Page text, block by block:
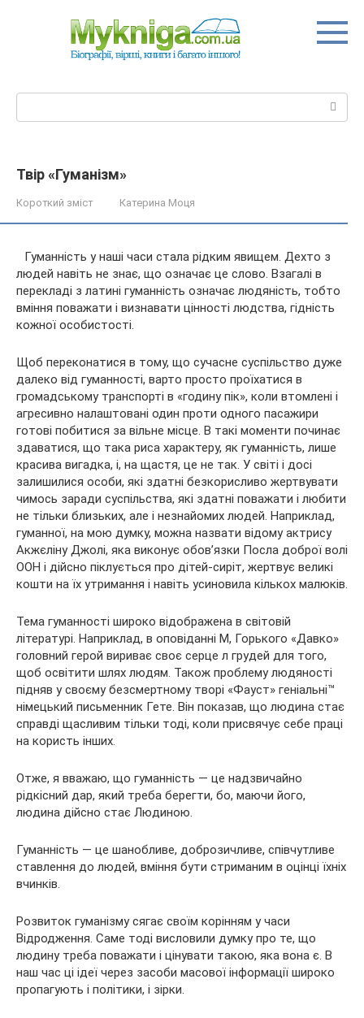
Твір «Гуманізм»
Короткий зміст Катерина Моця
Гуманність у наші часи стала рідким явищем. Дехто з
людей навіть не знає, що означає це слово. Взагалі в
перекладі з латині гуманність означає людяність, тобто
вміння поважати і визнавати цінності людства, гідність
кожної особистості.
Щоб переконатися в тому, що сучасне суспільство дуже
далеко від гуманності, варто просто проїхатися в
громадському транспорті в «годину пік», коли втомлені і
агресивно налаштовані один проти одного пасажири
готові побитися за вільне місце. В такі моменти починає
здаватися, що така риса характеру, як гуманність, лише
красива вигадка, і, на щастя, це не так. У світі і досі
залишилися особи, які здатні безкорисливо жертвувати
чимось заради суспільства, які здатні поважати і любити
не тільки близьких, але і незнайомих людей. Наприклад,
гуманної, на мою думку, можна назвати відому актрису
Акжєліну Джолі, яка виконує обов’язки Посла доброї волі
ООН і дійсно піклується про дітей-сиріт, жертвує великі
кошти на їх утримання і навіть усиновила кількох малюків.
Тема гуманності широко відображена в світовій
літературі. Наприклад, в оповіданні М, Горького «Давко»
головний герой вириває своє серце л грудей для того,
щоб освітити шлях людям. Також проблему людяності
підняв у своєму безсмертному творі «Фауст» геніальні™
німецький письменник Гете. Він показав, що людина стає
справді щасливим тільки тоді, коли присвячує себе праці
на користь інших.
Отже, я вважаю, що гуманність — це надзвичайно
рідкісний дар, який треба берегти, бо, маючи його,
людина дійсно стає Людиною.
Гуманність — це шанобливе, доброзичливе, співчутливе
ставлення до людей, вміння бути стриманим в оцінці їхніх
вчинків.
Розвиток гуманізму сягає своїм корінням у часи
Відродження. Саме тоді висловили думку про те, що
людину треба поважати і цінувати такою, яка вона є. В
наш час ці ідеї через засоби масової інформації широко
пропагують і політики, і зірки.